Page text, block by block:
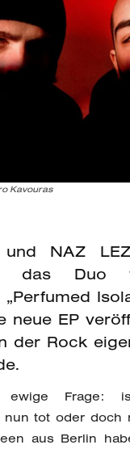
Kavouras
und NAZ
das Duo
neue EP
der Rock
Frage:
nun tot oder doch
aus Berlin